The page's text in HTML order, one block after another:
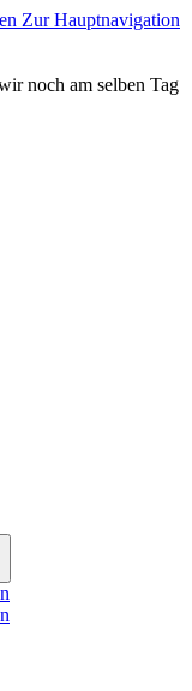
Zur Hauptnavigation
noch am selben Tag